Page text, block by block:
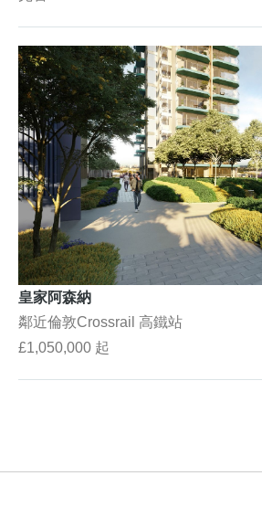
皇家阿森納
鄰近倫敦Crossrail 高鐵站
£1,050,000 起